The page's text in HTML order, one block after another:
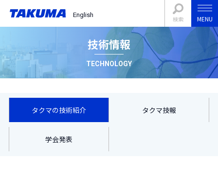
English
検索 MENU
技術情報
TECHNOLOGY
タクマの技術紹介 タクマ技報
学会発表